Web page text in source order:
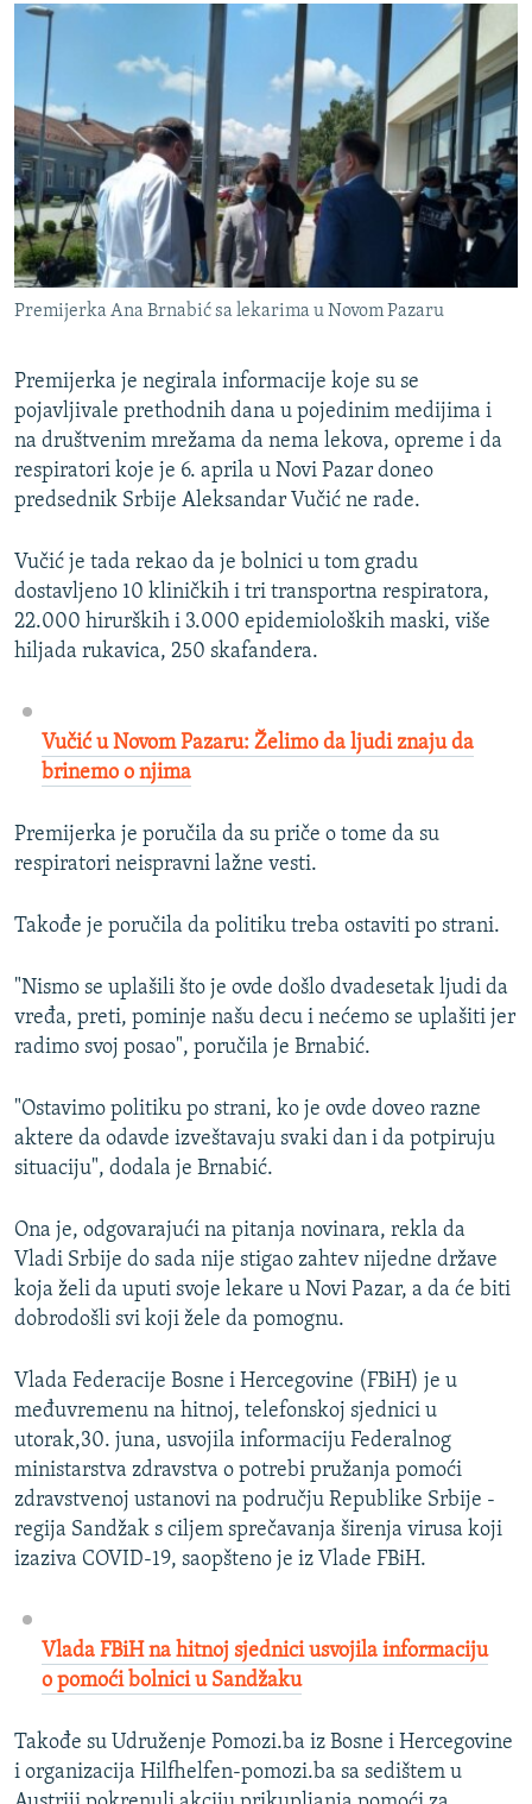
Premijerka Ana Brnabić sa lekarima u Novom Pazaru
Premijerka je negirala informacije koje su se
pojavljivale prethodnih dana u pojedinim medijima i
na društvenim mrežama da nema lekova, opreme i da
respiratori koje je 6. aprila u Novi Pazar doneo
predsednik Srbije Aleksandar Vučić ne rade.
Vučić je tada rekao da je bolnici u tom gradu
dostavljeno 10 kliničkih i tri transportna respiratora,
22.000 hirurških i 3.000 epidemioloških maski, više
hiljada rukavica, 250 skafandera.
Vučić u Novom Pazaru: Želimo da ljudi znaju da
brinemo o njima
Premijerka je poručila da su priče o tome da su
respiratori neispravni lažne vesti.
Takođe je poručila da politiku treba ostaviti po strani.
"Nismo se uplašili što je ovde došlo dvadesetak ljudi da
vređa, preti, pominje našu decu i nećemo se uplašiti jer
radimo svoj posao", poručila je Brnabić.
"Ostavimo politiku po strani, ko je ovde doveo razne
aktere da odavde izveštavaju svaki dan i da potpiruju
situaciju", dodala je Brnabić.
Ona je, odgovarajući na pitanja novinara, rekla da
Vladi Srbije do sada nije stigao zahtev nijedne države
koja želi da uputi svoje lekare u Novi Pazar, a da će biti
dobrodošli svi koji žele da pomognu.
Vlada Federacije Bosne i Hercegovine (FBiH) je u
međuvremenu na hitnoj, telefonskoj sjednici u
utorak,30. juna, usvojila informaciju Federalnog
ministarstva zdravstva o potrebi pružanja pomoći
zdravstvenoj ustanovi na području Republike Srbije -
regija Sandžak s ciljem sprečavanja širenja virusa koji
izaziva COVID-19, saopšteno je iz Vlade FBiH.
Vlada FBiH na hitnoj sjednici usvojila informaciju
o pomoći bolnici u Sandžaku
Takođe su Udruženje Pomozi.ba iz Bosne i Hercegovine
i organizacija Hilfhelfen-pomozi.ba sa sedištem u